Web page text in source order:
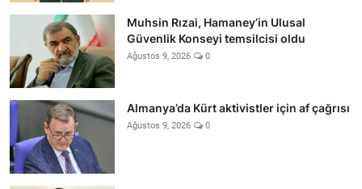
Muhsin Rızai, Hamaney’in Ulusal
Güvenlik Konseyi temsilcisi oldu
Ağustos 9, 2026 0
Almanya’da Kürt aktivistler için af çağrısı
Ağustos 9, 2026 0